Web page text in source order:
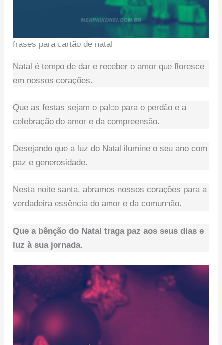
frases para cartão de natal
Natal é tempo de dar e receber o amor que floresce
em nossos corações.
Que as festas sejam o palco para o perdão e a
celebração do amor e da compreensão.
Desejando que a luz do Natal ilumine o seu ano com
paz e generosidade.
Nesta noite santa, abramos nossos corações para a
verdadeira essência do amor e da comunhão.
Que a bênção do Natal traga paz aos seus dias e
luz à sua jornada.